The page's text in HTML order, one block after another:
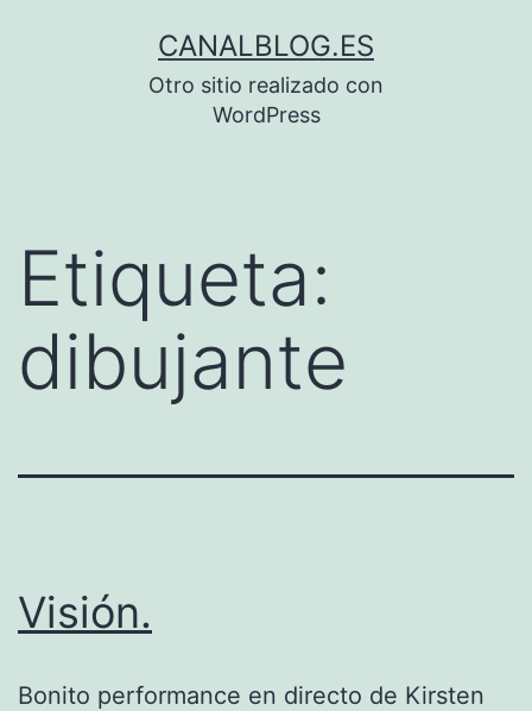
CANALBLOG.ES
Otro sitio realizado con
WordPress
Etiqueta:
dibujante
Visión.
Bonito performance en directo de Kirsten